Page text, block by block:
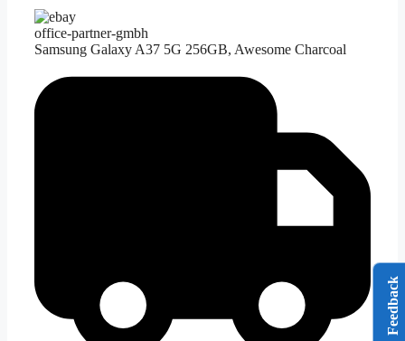
office-partner-gmbh
Samsung Galaxy A37 5G 256GB, Awesome Charcoal
Feedback